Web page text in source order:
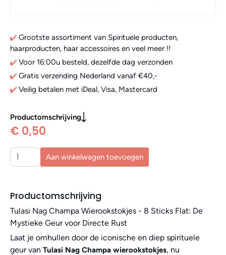
Grootste assortiment van Spirituele producten,
haarproducten, haar accessoires en veel meer !!
Voor 16:00u besteld, dezelfde dag verzonden
Gratis verzending Nederland vanaf €40,-
Veilig betalen met iDeal, Visa, Mastercard
Productomschrijving
€ 0,50
Aan winkelwagen toevoegen
Productomschrijving
Tulasi Nag Champa Wierookstokjes - 8 Sticks Flat: De
Mystieke Geur voor Directe Rust
Laat je omhullen door de iconische en diep spirituele
geur van Tulasi Nag Champa wierookstokjes, nu